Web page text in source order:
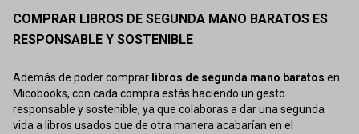
COMPRAR LIBROS DE SEGUNDA MANO BARATOS ES
RESPONSABLE Y SOSTENIBLE
Además de poder comprar libros de segunda mano baratos en
Micobooks, con cada compra estás haciendo un gesto
responsable y sostenible, ya que colaboras a dar una segunda
vida a libros usados que de otra manera acabarían en el